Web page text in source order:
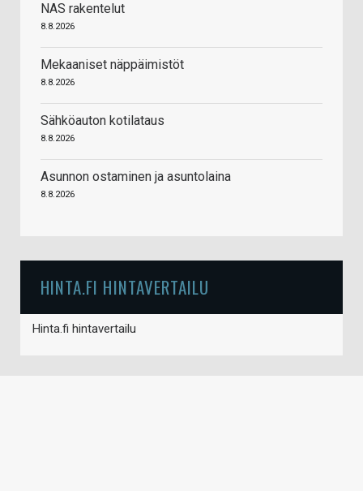
NAS rakentelut
8.8.2026
Mekaaniset näppäimistöt
8.8.2026
Sähköauton kotilataus
8.8.2026
Asunnon ostaminen ja asuntolaina
8.8.2026
HINTA.FI HINTAVERTAILU
Hinta.fi hintavertailu